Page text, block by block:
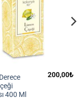
400 Ml
200,00₺